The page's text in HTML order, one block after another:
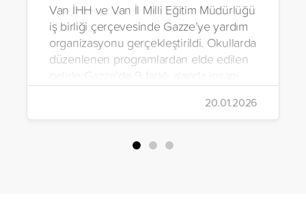
Van İHH ve Van İl Milli Eğitim Müdürlüğü
iş birliği çerçevesinde Gazze’ye yardım
organizasyonu gerçekleştirildi. Okullarda
düzenlenen programlardan elde edilen
gelirle Gazze’de 9 farklı alanda insani
yardım çalışmalarında bulunuldu.
20.01.2026